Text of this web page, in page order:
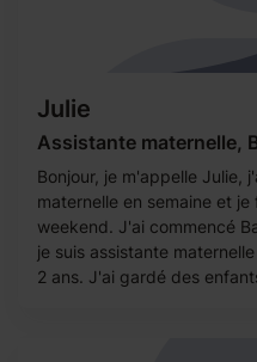
Julie
Assistante maternelle,
Bonjour, je m'appelle Julie,
maternelle en semaine et
weekend. J'ai commencé
je suis assistante
2 ans. J'ai gardé des